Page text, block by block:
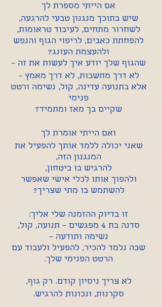
אם הייתי מספרת לך
שיש בתוכך מנגנון טבעי להרגעה,
לשחרור מתחים, לעיבוד טראומות,
להפחתת כאבים, לריפוי הגוף והנפש
ולהעצמת העונג?
שהגוף שלך יודע איך לעשות את זה –
לא דרך מחשבות, לא דרך מאמץ –
אלא בתנועה עדינה, קול, נשימה ורטט
פנימי
שקיים בך מאז ומתמיד?
ואם הייתי אומרת לך
שאני יכולה ללמד אותך להפעיל את
המנגנון הזה,
להרגיש בו ביטחון,
ולהפוך אותו לכלי אישי שאפשר
להשתמש בו מתי שצריך?
זו בדיוק ההזמנה שלי אליך:
סדנה בת 4 מפגשים – תנועה, קול,
נשימה ותודעה –
שבה נלמד להכיר, להפעיל ולעבוד עם
הרטט הפנימי שלך.
לא צריך ניסיון קודם. רק גוף,
סקרנות, ונכונות להרגיש.